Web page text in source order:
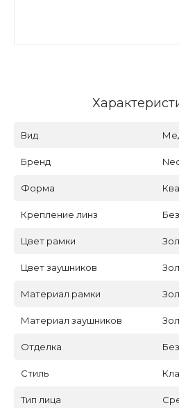
Вид
Бренд
Форма
Крепление линз
Цвет рамки
Цвет заушников
Материал рамки
Материал заушников
Отделка
Стиль
Тип лица